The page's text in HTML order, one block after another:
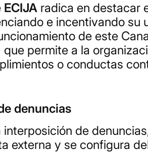
ECIJA radica en destacar
e incentivando su
de este
permite a la
o conductas
denuncias
de
externa y se configura